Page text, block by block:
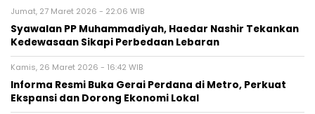
Jumat, 27 Maret 2026 - 22:06 WIB
Syawalan PP Muhammadiyah, Haedar Nashir Tekankan
Kedewasaan Sikapi Perbedaan Lebaran
Kamis, 26 Maret 2026 - 16:42 WIB
Informa Resmi Buka Gerai Perdana di Metro, Perkuat
Ekspansi dan Dorong Ekonomi Lokal